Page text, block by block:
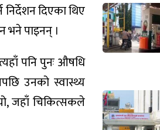
दिएका थिए
भने पाइनन् ।
पनि पुनः औषधि
उनको स्वास्थ्य
जहाँ चिकित्सकले